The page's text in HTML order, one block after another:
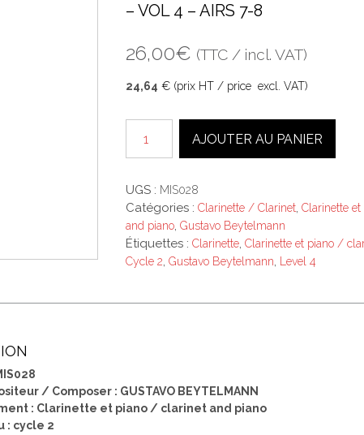
– VOL 4 – AIRS 7-8
26,00€ (TTC / incl. VAT)
24,64 € (prix HT / price excl. VAT)
8
AUTOUR
DU
TANGO
clarinette
-
AJOUTER AU PANIER
UGS : MIS028
Catégories : Clarinette / Clarinet, Clarinette
and piano, Gustavo Beytelmann
Étiquettes : Clarinette, Clarinette et piano /
Cycle 2, Gustavo Beytelmann, Level 4
/ Composer : GUSTAVO BEYTELMANN
: Clarinette et piano / clarinet and piano
: cycle 2